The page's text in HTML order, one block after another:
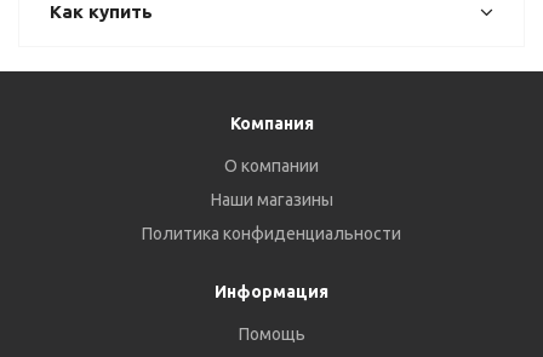
Как купить
Компания
О компании
Наши магазины
Политика конфиденциальности
Информация
Помощь